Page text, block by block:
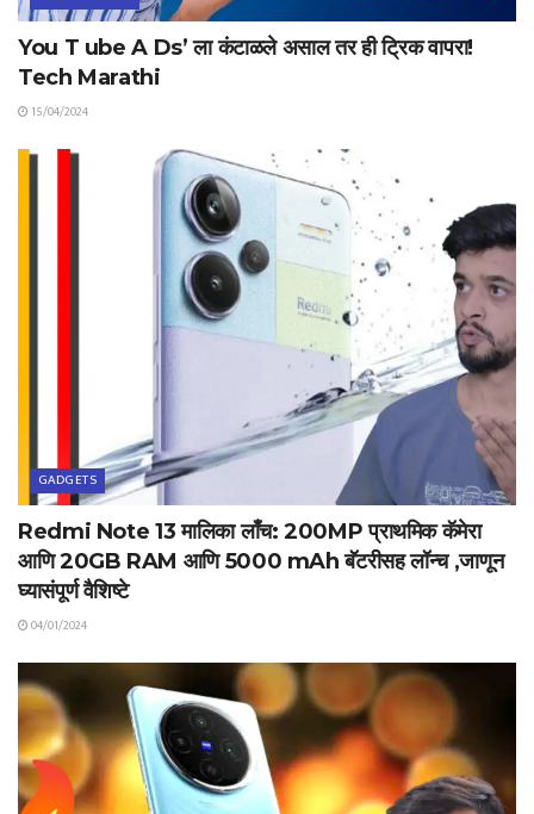
You T ube A Ds’ ला कंटाळले असाल तर ही ट्रिक वापरा!
Tech Marathi
15/04/2024
GADGETS
Redmi Note 13 मालिका लाँच: 200MP प्राथमिक कॅमेरा
आणि 20GB RAM आणि 5000 mAh बॅटरीसह लॉन्च ,जाणून
घ्यासंपूर्ण वैशिष्टे
04/01/2024